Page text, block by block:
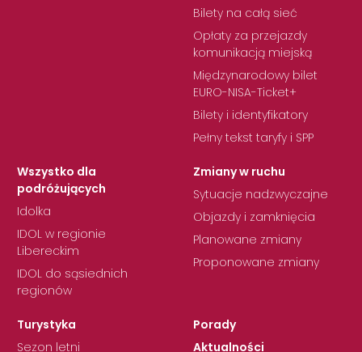
Bilety na całą sieć
Opłaty za przejazdy
komunikacją miejską
Międzynarodowy bilet
EURO-NISA-Ticket+
Bilety i identyfikatory
Pełny tekst taryfy i SPP
Wszystko dla
podróżujących
Idolka
IDOL w regionie
Libereckim
IDOL do sąsiednich
regionów
Zmiany w ruchu
Sytuacje nadzwyczajne
Objazdy i zamknięcia
Planowane zmiany
Proponowane zmiany
Turystyka
Sezon letni
Porady
Aktualności